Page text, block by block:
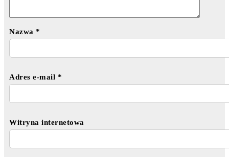
Nazwa *
Adres e-mail *
Witryna internetowa